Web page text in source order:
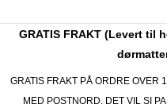
GRATIS FRAKT (Levert til
GRATIS FRAKT PÅ ORDRE OVER
MED POSTNORD. DET VIL SI